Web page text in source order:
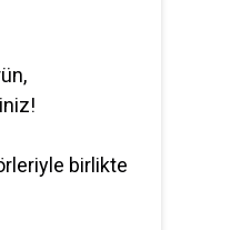
birlikte